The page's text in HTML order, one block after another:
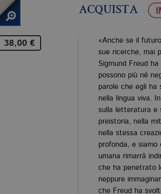
38,00 €
ACQUISTA
«Anche se il
sue ricerche, mai
Sigmund Freud
possono più né
parole che egli ha
nella lingua viva.
sulla letteratura e
preistoria, nella
nella stessa
profonda, e
umana rimarrà
che ha penetrato
neppure
che Freud ha